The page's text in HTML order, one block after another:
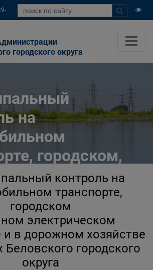
городского округа
на
городском,
электрическом
и в дорожном
в границах
городского
контроль на
транспорте,
городском
электрическом
и в дорожном хозяйстве
Беловского городского
округа